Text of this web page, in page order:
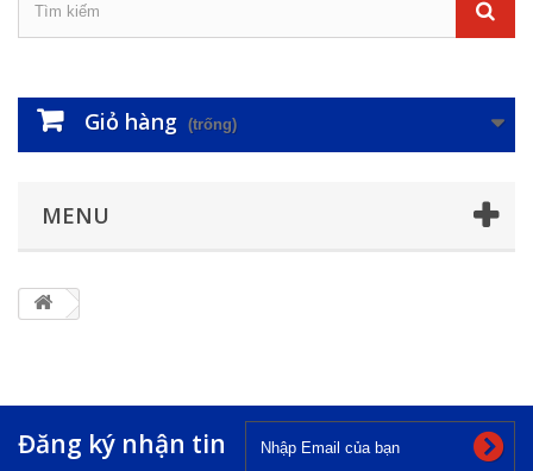
Giỏ hàng (trống)
MENU
Đăng ký nhận tin